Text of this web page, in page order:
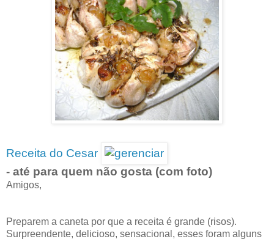
Receita do Cesar
- até para quem não gosta (com foto)
Amigos,
Preparem a caneta por que a receita é grande (risos).
Surpreendente, delicioso, sensacional, esses foram alguns